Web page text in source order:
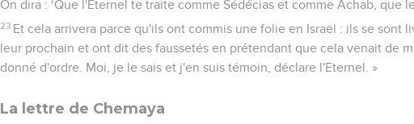
On dira : ‘Que l'Eternel te traite comme Sédécias et comme Achab, que
23 Et cela arrivera parce qu'ils ont commis une folie en Israël : ils se sont
leur prochain et ont dit des faussetés en prétendant que cela venait de
donné d'ordre. Moi, je le sais et j'en suis témoin, déclare l'Eternel. »
La lettre de Chemaya